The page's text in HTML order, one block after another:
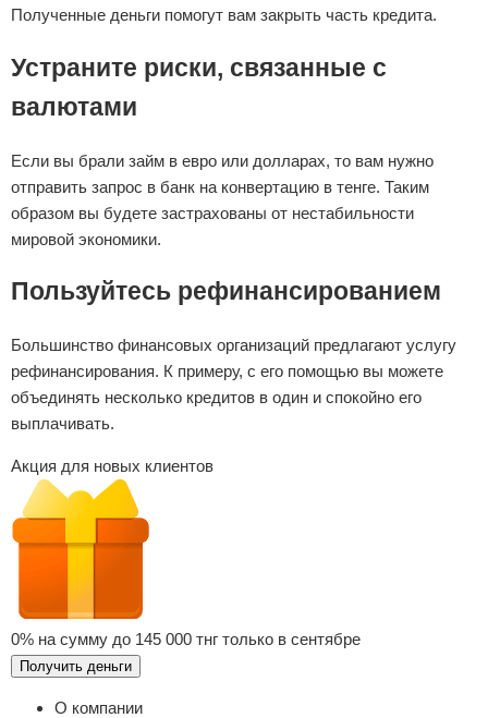
Полученные деньги помогут вам закрыть часть кредита.
Устраните риски, связанные с
валютами
Если вы брали займ в евро или долларах, то вам нужно
отправить запрос в банк на конвертацию в тенге. Таким
образом вы будете застрахованы от нестабильности
мировой экономики.
Пользуйтесь рефинансированием
Большинство финансовых организаций предлагают услугу
рефинансирования. К примеру, с его помощью вы можете
объединять несколько кредитов в один и спокойно его
выплачивать.
Акция для новых клиентов
0% на сумму до 145 000 тнг только в сентябре
Получить деньги
О компании